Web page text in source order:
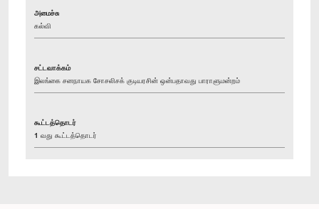
அமைச்சு
கல்வி
சட்டவாக்கம்
இலங்கை சனநாயக சோசலிசக் குடியரசின் ஒன்பதாவது பாராளுமன்றம்
கூட்டத்தொடர்
1 வது கூட்டத்தொடர்